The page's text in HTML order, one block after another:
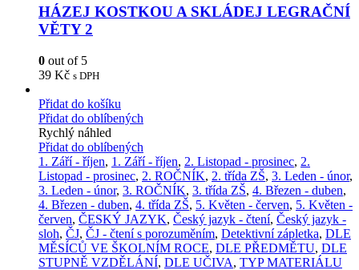
HÁZEJ KOSTKOU A SKLÁDEJ LEGRAČNÍ
VĚTY 2
0 out of 5
39 Kč s DPH
Přidat do košíku
Přidat do oblíbených
Rychlý náhled
Přidat do oblíbených
1. Září - říjen, 1. Září - říjen, 2. Listopad - prosinec, 2.
Listopad - prosinec, 2. ROČNÍK, 2. třída ZŠ, 3. Leden - únor,
3. Leden - únor, 3. ROČNÍK, 3. třída ZŠ, 4. Březen - duben,
4. Březen - duben, 4. třída ZŠ, 5. Květen - červen, 5. Květen -
červen, ČESKÝ JAZYK, Český jazyk - čtení, Český jazyk -
sloh, ČJ, ČJ - čtení s porozuměním, Detektivní zápletka, DLE
MĚSÍCŮ VE ŠKOLNÍM ROCE, DLE PŘEDMĚTU, DLE
STUPNĚ VZDĚLÁNÍ, DLE UČIVA, TYP MATERIÁLU